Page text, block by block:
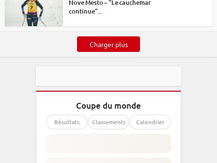
Nove Mesto – “Le cauchemar
continue”...
Charger plus
Coupe du monde
Résultats Classements Calendrier